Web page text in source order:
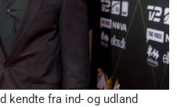
kendte fra ind- og udland